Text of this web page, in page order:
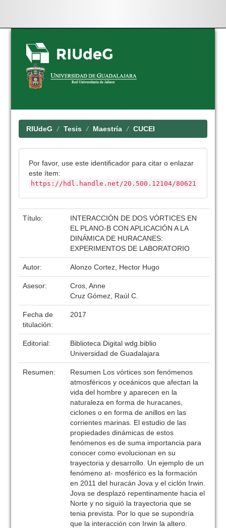
Skip
navigation
RIUdeG Tesis Maestría CUCEI
Por favor, use este identificador para citar o enlazar
este ítem:
https://hdl.handle.net/20.500.12104/80621
Título:
INTERACCIÓN DE DOS VÓRTICES EN
EL PLANO-B CON APLICACIÓN A LA
DINÁMICA DE HURACANES:
EXPERIMENTOS DE LABORATORIO
Autor: Alonzo Cortez, Hector Hugo
Asesor:
Cros, Anne
Cruz Gómez, Raúl C.
Fecha de
titulación:
2017
Editorial:
Biblioteca Digital wdg.biblio
Universidad de Guadalajara
Resumen:
Resumen Los vórtices son fenómenos
atmosféricos y oceánicos que afectan la
vida del hombre y aparecen en la
naturaleza en forma de huracanes,
ciclones o en forma de anillos en las
corrientes marinas. El estudio de las
propiedades dinámicas de estos
fenómenos es de suma importancia para
conocer como evolucionan en su
trayectoria y desarrollo. Un ejemplo de un
fenómeno at- mosférico es la formación
en 2011 del huracán Jova y el ciclón Irwin.
Jova se desplazó repentinamente hacia el
Norte y no siguió la trayectoria que se
tenia prevista. Por lo que se supondría
que la interacción con Irwin la altero.